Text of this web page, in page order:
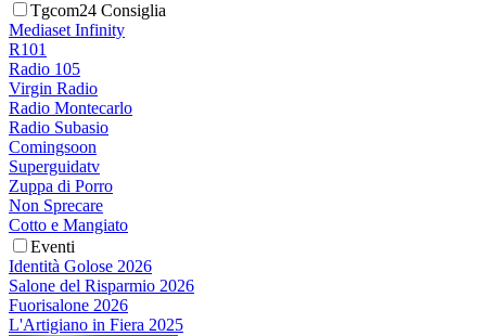
Tgcom24 Consiglia
Mediaset Infinity
R101
Radio 105
Virgin Radio
Radio Montecarlo
Radio Subasio
Comingsoon
Superguidatv
Zuppa di Porro
Non Sprecare
Cotto e Mangiato
Eventi
Identità Golose 2026
Salone del Risparmio 2026
Fuorisalone 2026
L'Artigiano in Fiera 2025